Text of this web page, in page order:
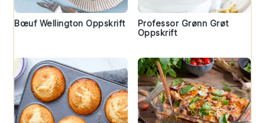
Bœuf Wellington Oppskrift
Professor Grønn Grøt
Oppskrift